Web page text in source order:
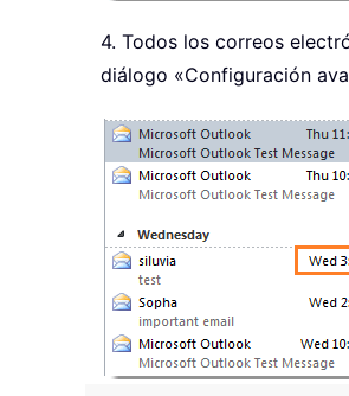
4. Todos los correos
diálogo «Configuración